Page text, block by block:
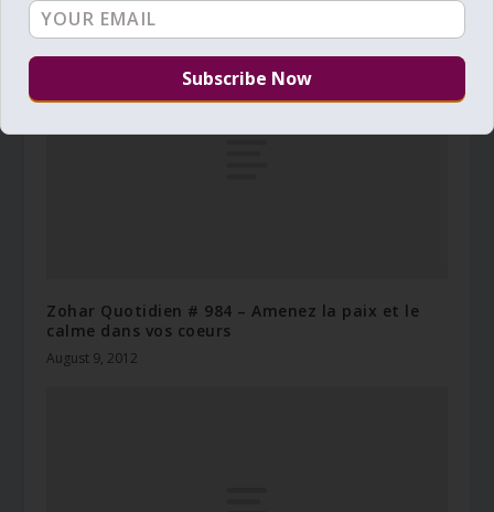
June 10, 2012
Zohar Quotidien # 984 – Amenez la paix et le
calme dans vos coeurs
August 9, 2012